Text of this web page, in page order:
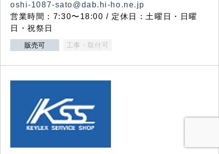
oshi-1087-sato@dab.hi-ho.ne.jp
営業時間：7:30〜18:00 / 定休日：土曜日・日曜
日・祝祭日
販売可 工事・取付可